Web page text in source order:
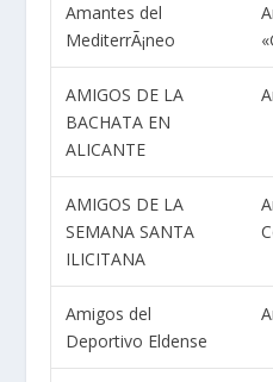
Amantes del
MediterrÃ¡neo
AMIGOS DE LA
BACHATA EN
ALICANTE
AMIGOS DE LA
SEMANA SANTA
ILICITANA
Amigos del
Deportivo Eldense